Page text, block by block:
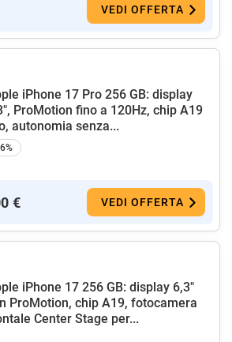
VEDI OFFERTA
iPhone 17 Pro 256 GB: display
ProMotion fino a 120Hz, chip A19
autonomia senza...
€ VEDI OFFERTA
iPhone 17 256 GB: display 6,3"
ProMotion, chip A19, fotocamera
Center Stage per...